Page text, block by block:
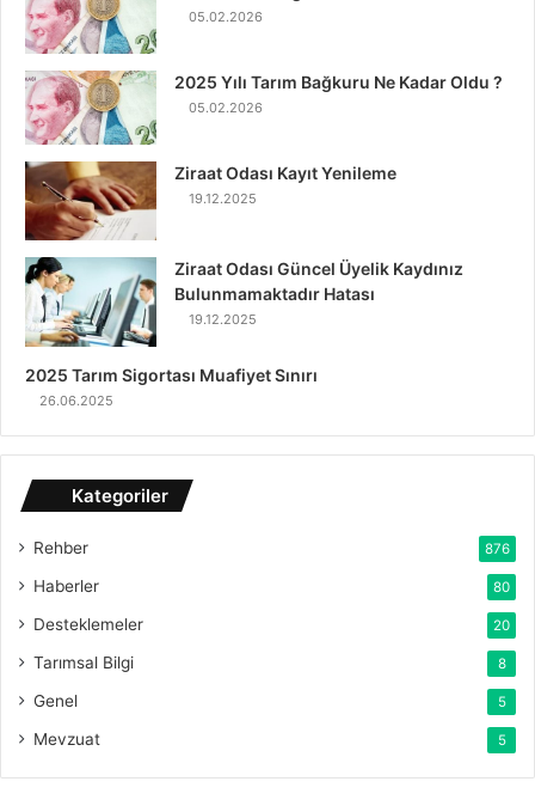
05.02.2026
2025 Yılı Tarım Bağkuru Ne Kadar Oldu ?
05.02.2026
Ziraat Odası Kayıt Yenileme
19.12.2025
Ziraat Odası Güncel Üyelik Kaydınız
Bulunmamaktadır Hatası
19.12.2025
2025 Tarım Sigortası Muafiyet Sınırı
26.06.2025
Kategoriler
Rehber 876
Haberler 80
Desteklemeler 20
Tarımsal Bilgi 8
Genel 5
Mevzuat 5